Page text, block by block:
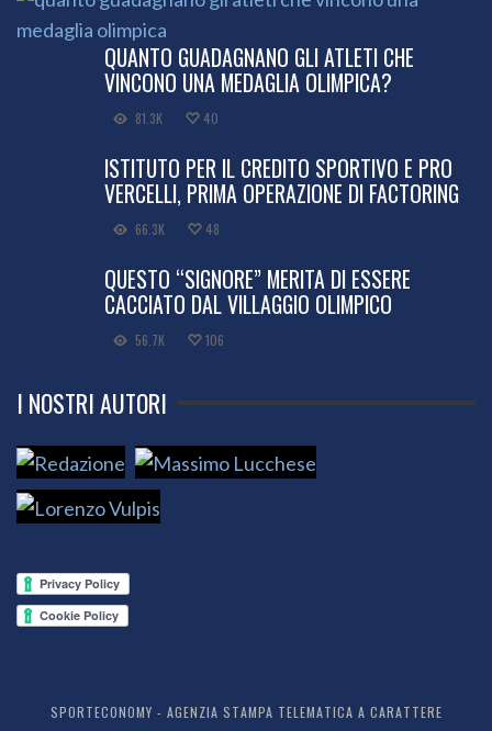
QUANTO GUADAGNANO GLI ATLETI CHE
VINCONO UNA MEDAGLIA OLIMPICA?
81.3K 40
ISTITUTO PER IL CREDITO SPORTIVO E PRO
VERCELLI, PRIMA OPERAZIONE DI FACTORING
66.3K 48
QUESTO “SIGNORE” MERITA DI ESSERE
CACCIATO DAL VILLAGGIO OLIMPICO
56.7K 106
I NOSTRI AUTORI
SPORTECONOMY - AGENZIA STAMPA TELEMATICA A CARATTERE